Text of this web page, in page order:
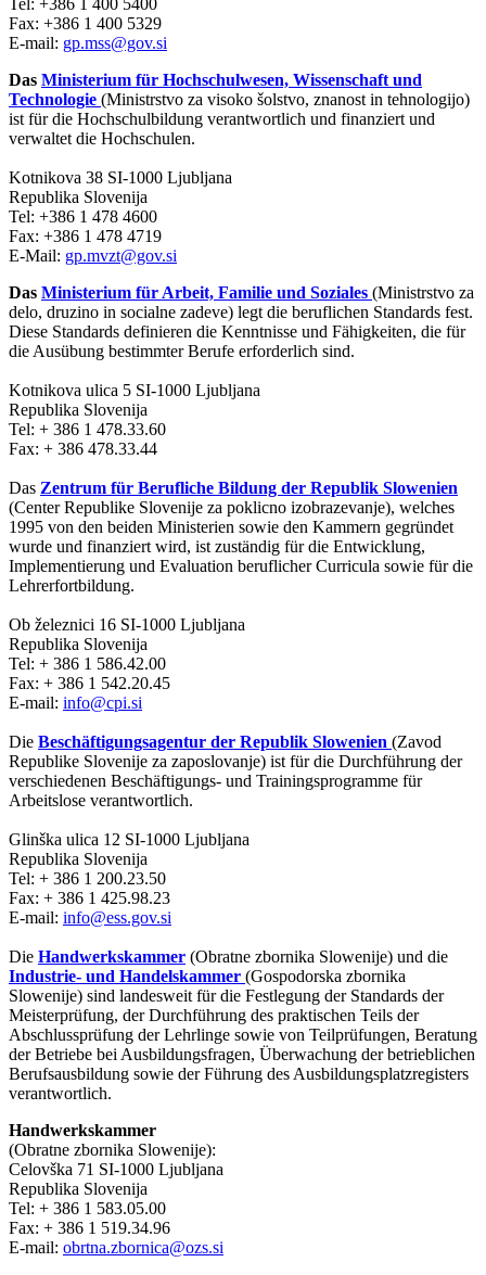
Fax: +386 1 400 5329
E-mail: gp.mss@gov.si
Das Ministerium für Hochschulwesen, Wissenschaft und
Technologie (Ministrstvo za visoko šolstvo, znanost in tehnologijo)
ist für die Hochschulbildung verantwortlich und finanziert und
verwaltet die Hochschulen.
Kotnikova 38 SI-1000 Ljubljana
Republika Slovenija
Tel: +386 1 478 4600
Fax: +386 1 478 4719
E-Mail: gp.mvzt@gov.si
Das Ministerium für Arbeit, Familie und Soziales (Ministrstvo za
delo, druzino in socialne zadeve) legt die beruflichen Standards fest.
Diese Standards definieren die Kenntnisse und Fähigkeiten, die für
die Ausübung bestimmter Berufe erforderlich sind.
Kotnikova ulica 5 SI-1000 Ljubljana
Republika Slovenija
Tel: + 386 1 478.33.60
Fax: + 386 478.33.44
Das Zentrum für Berufliche Bildung der Republik Slowenien
(Center Republike Slovenije za poklicno izobrazevanje), welches
1995 von den beiden Ministerien sowie den Kammern gegründet
wurde und finanziert wird, ist zuständig für die Entwicklung,
Implementierung und Evaluation beruflicher Curricula sowie für die
Lehrerfortbildung.
Ob železnici 16 SI-1000 Ljubljana
Republika Slovenija
Tel: + 386 1 586.42.00
Fax: + 386 1 542.20.45
E-mail: info@cpi.si
Die Beschäftigungsagentur der Republik Slowenien (Zavod
Republike Slovenije za zaposlovanje) ist für die Durchführung der
verschiedenen Beschäftigungs- und Trainingsprogramme für
Arbeitslose verantwortlich.
Glinška ulica 12 SI-1000 Ljubljana
Republika Slovenija
Tel: + 386 1 200.23.50
Fax: + 386 1 425.98.23
E-mail: info@ess.gov.si
Die Handwerkskammer (Obratne zbornika Slowenije) und die
Industrie- und Handelskammer (Gospodorska zbornika
Slowenije) sind landesweit für die Festlegung der Standards der
Meisterprüfung, der Durchführung des praktischen Teils der
Abschlussprüfung der Lehrlinge sowie von Teilprüfungen, Beratung
der Betriebe bei Ausbildungsfragen, Überwachung der betrieblichen
Berufsausbildung sowie der Führung des Ausbildungsplatzregisters
verantwortlich.
Handwerkskammer
(Obratne zbornika Slowenije):
Celovška 71 SI-1000 Ljubljana
Republika Slovenija
Tel: + 386 1 583.05.00
Fax: + 386 1 519.34.96
E-mail: obrtna.zbornica@ozs.si